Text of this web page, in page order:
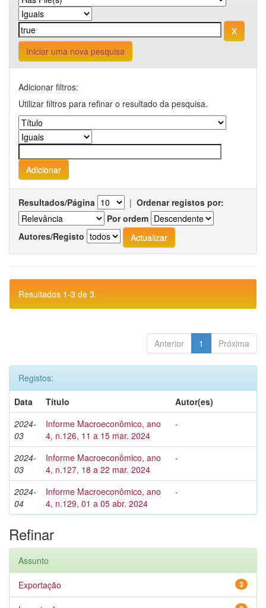
Iniciar uma nova pesquisa
Adicionar filtros:
Utilizar filtros para refinar o resultado da pesquisa.
Resultados/Página | Ordenar registos por:
Por ordem
Autores/Registo
Resultados 1-3 de 3.
Anterior 1 Próxima
Registos:
Data
Título
Autor(es)
2024-
03
Informe Macroeconômico, ano
4, n.126, 11 a 15 mar. 2024
-
2024-
03
Informe Macroeconômico, ano
4, n.127, 18 a 22 mar. 2024
-
2024-
04
Informe Macroeconômico, ano
4, n.129, 01 a 05 abr. 2024
-
Refinar
Assunto
3
Exportação